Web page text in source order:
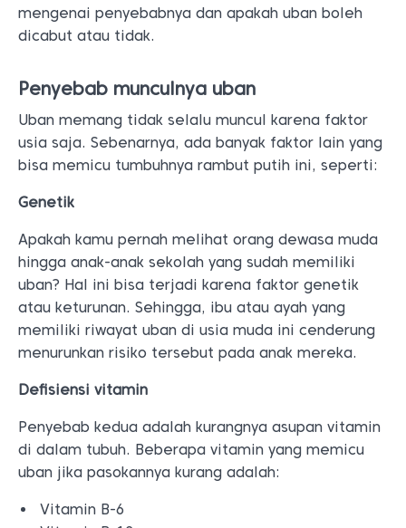
mengenai penyebabnya dan apakah uban boleh
dicabut atau tidak.
Penyebab munculnya uban
Uban memang tidak selalu muncul karena faktor
usia saja. Sebenarnya, ada banyak faktor lain yang
bisa memicu tumbuhnya rambut putih ini, seperti:
Genetik
Apakah kamu pernah melihat orang dewasa muda
hingga anak-anak sekolah yang sudah memiliki
uban? Hal ini bisa terjadi karena faktor genetik
atau keturunan. Sehingga, ibu atau ayah yang
memiliki riwayat uban di usia muda ini cenderung
menurunkan risiko tersebut pada anak mereka.
Defisiensi vitamin
Penyebab kedua adalah kurangnya asupan vitamin
di dalam tubuh. Beberapa vitamin yang memicu
uban jika pasokannya kurang adalah:
Vitamin B-6